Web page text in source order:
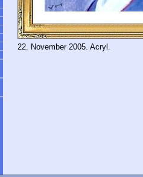
22. November 2005. Acryl.